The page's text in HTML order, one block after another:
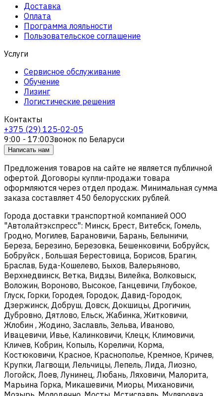
Доставка
Оплата
Программа лояльности
Пользовательское соглашение
Услуги
Сервисное обслуживание
Обучение
Лизинг
Логистические решения
Контакты
+375 (29) 125-02-05
9:00 - 17:00Звонок по Беларуси
Написать нам
Предложения товаров на сайте не является публичной
офертой. Договоры купли-продажи товара
оформляются через отдел продаж. Минимальная сумма
заказа составляет 450 белорусских рублей.
Города доставки транспортной компанией ООО
"Автолайтэкспресс": Минск, Брест, Витебск, Гомель,
Гродно, Могилев, Барановичи, Барань, Белыничи,
Береза, Березино, Березовка, Бешенковичи, Бобруйск,
Бобруйск , Большая Берестовица, Борисов, Брагин,
Браслав, Буда-Кошелево, Быхов, Валерьяново,
Верхнедвинск, Ветка, Видзы, Вилейка, Волковыск,
Воложин, Вороново, Высокое, Ганцевичи, Глубокое,
Глуск, Горки, Городея, Городок, Давид-Городок,
Дзержинск, Добруш, Довск, Докшицы, Дрогичин,
Дубровно, Дятлово, Ельск, Жабинка, Житковичи,
Жлобин , Жодино, Заславль, Зельва, Иваново,
Ивацевичи, Ивье, Калинковичи, Клецк, Климовичи,
Кличев, Кобрин, Копыль, Кореличи, Корма,
Костюковичи, Красное, Краснополье, Кремное, Кричев,
Крупки, Лагвощи, Лельчицы, Лепель, Лида, Лиозно,
Логойск, Лоев, Лунинец, Любань, Ляховичи, Малорита,
Марьина Горка, Микашевичи, Миоры, Михановичи,